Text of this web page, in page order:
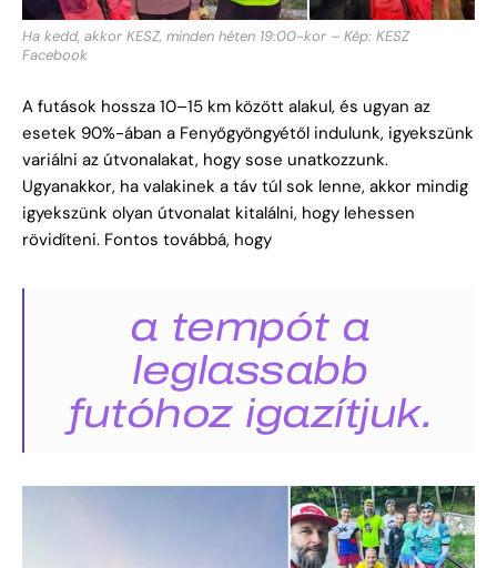
Ha kedd, akkor KESZ, minden héten 19:00-kor – Kép: KESZ
Facebook
A futások hossza 10–15 km között alakul, és ugyan az
esetek 90%-ában a Fenyőgyöngyétől indulunk, igyekszünk
variálni az útvonalakat, hogy sose unatkozzunk.
Ugyanakkor, ha valakinek a táv túl sok lenne, akkor mindig
igyekszünk olyan útvonalat kitalálni, hogy lehessen
rövidíteni. Fontos továbbá, hogy
a tempót a
leglassabb
futóhoz igazítjuk.